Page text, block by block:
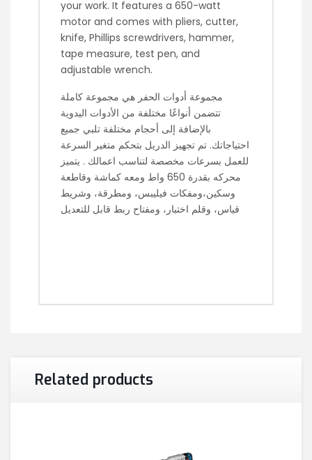
your work. It features a 650-watt
motor and comes with pliers, cutter,
knife, Phillips screwdrivers, hammer,
tape measure, test pen, and
adjustable wrench.
مجموعة أدوات الحفر هي مجموعة كاملة
تتضمن أنواعًا مختلفة من الأدوات اليدوية
بالإضافة إلى أحجام مختلفة تلبي جميع
احتياجاتك. تم تجهيز الدريل بتحكم متغير السرعة
للعمل بسرعات مخصصة لتناسب اعمالك . يتميز
محركه بقدرة 650 واط ومعه كماشة وقاطعة
وسكين،ومفكات فيليبس، ومطرقة، وشريط
قياس، وقلم اختبار، ومفتاح ربط قابل للتعديل
Related products